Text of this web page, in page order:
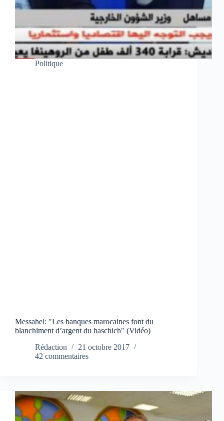
Politique
Messahel: "Les banques marocaines font du
blanchiment d’argent du haschich" (Vidéo)
Rédaction
21 octobre 2017
42 commentaires